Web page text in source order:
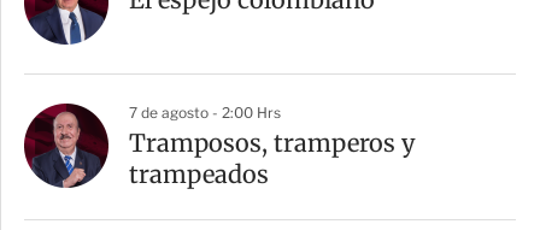
7 de agosto - 2:00 Hrs
Tramposos, tramperos y
trampeados